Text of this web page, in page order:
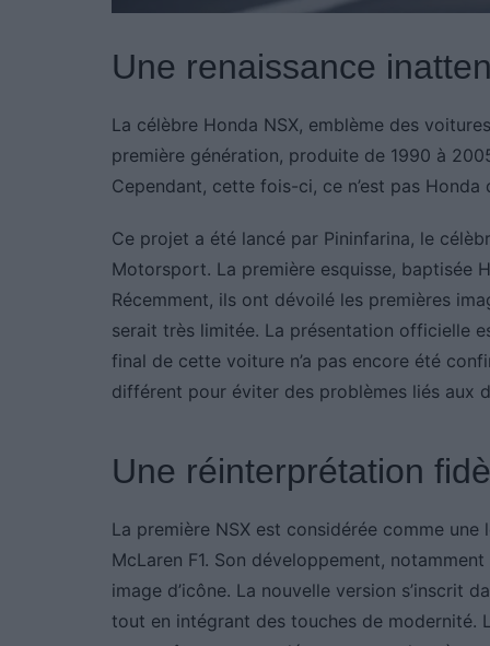
Une renaissance
La célèbre Honda NSX, emblème des
première génération, produite de 1990 à
Cependant, cette fois-ci, ce n’est pas Honda
Ce projet a été lancé par Pininfarina, le
Motorsport. La première esquisse, baptisée
Récemment, ils ont dévoilé les premières
serait très limitée. La présentation officielle
final de cette voiture n’a pas encore été
différent pour éviter des problèmes liés aux
Une réinterprétation
La première NSX est considérée comme
McLaren F1. Son développement,
image d’icône. La nouvelle version s’inscrit
tout en intégrant des touches de modernité.